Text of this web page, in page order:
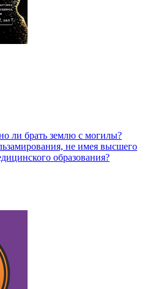
ли брать землю с могилы?
не имея высшего
образования?